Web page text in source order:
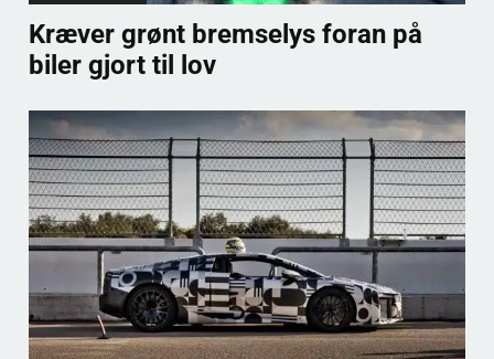
Kræver grønt bremselys foran på
biler gjort til lov